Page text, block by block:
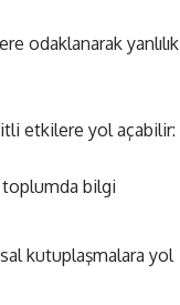
odaklanarak yanlılık
etkilere yol açabilir:
toplumda bilgi
kutuplaşmalara yol